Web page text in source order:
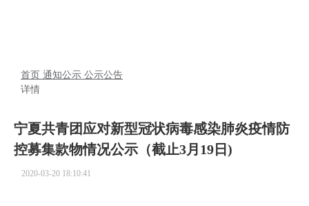
首页 通知公示 公示公告
详情
宁夏共青团应对新型冠状病毒感染肺炎疫情防
控募集款物情况公示（截止3月19日)
2020-03-20 18:10:41